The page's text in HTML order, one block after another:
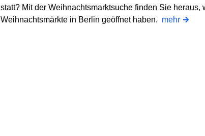
statt? Mit der Weihnachtsmarktsuche finden Sie heraus,
Weihnachtsmärkte in Berlin geöffnet haben. mehr